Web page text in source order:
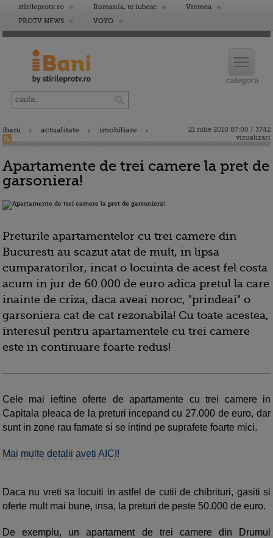
stirileprotv.ro Romania, te iubesc
Vremea
PROTV NEWS
VOYO
ibani actualitate imobiliare
21 iulie 2010 07:00 / 3742
vizualizari
Apartamente de trei camere la pret de
garsoniera!
Preturile apartamentelor cu trei camere din
Bucuresti au scazut atat de mult, in lipsa
cumparatorilor, incat o locuinta de acest fel costa
acum in jur de 60.000 de euro adica pretul la care
inainte de criza, daca aveai noroc, "prindeai" o
garsoniera cat de cat rezonabila! Cu toate acestea,
interesul pentru apartamentele cu trei camere
este in continuare foarte redus!
Cele mai ieftine oferte de apartamente cu trei camere in
Capitala pleaca de la preturi incepand cu 27.000 de euro, dar
sunt in zone rau famate si se intind pe suprafete foarte mici.
Mai multe detalii aveti AICI!
Daca nu vreti sa locuiti in astfel de cutii de chibrituri, gasiti si
oferte mult mai bune, insa, la preturi de peste 50.000 de euro.
De exemplu, un apartament de trei camere din Drumul